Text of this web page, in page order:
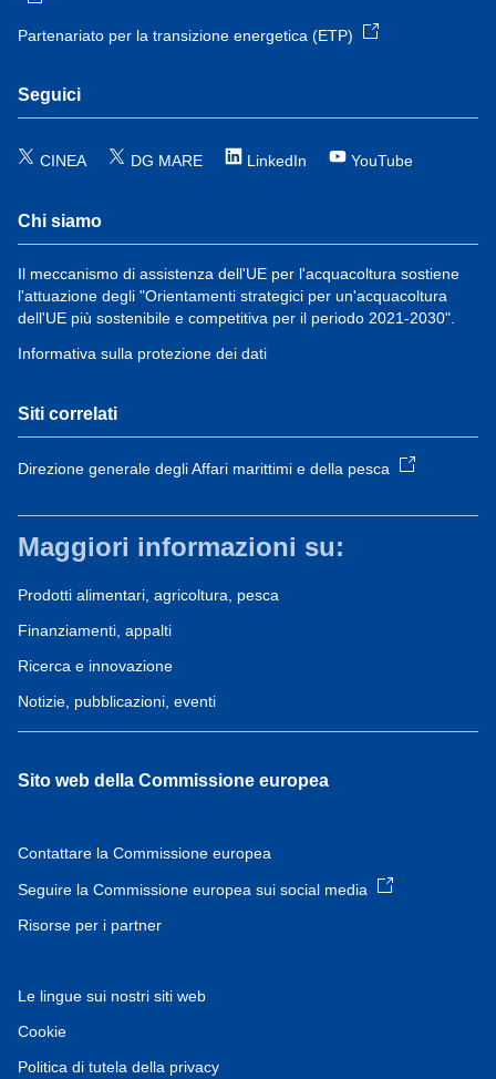
Partenariato per la transizione energetica (ETP)
Seguici
CINEA DG MARE LinkedIn YouTube
Chi siamo
Il meccanismo di assistenza dell'UE per l'acquacoltura sostiene
l'attuazione degli "Orientamenti strategici per un'acquacoltura
dell'UE più sostenibile e competitiva per il periodo 2021-2030".
Informativa sulla protezione dei dati
Siti correlati
Direzione generale degli Affari marittimi e della pesca
Maggiori informazioni su:
Prodotti alimentari, agricoltura, pesca
Finanziamenti, appalti
Ricerca e innovazione
Notizie, pubblicazioni, eventi
Sito web della Commissione europea
Contattare la Commissione europea
Seguire la Commissione europea sui social media
Risorse per i partner
Le lingue sui nostri siti web
Cookie
Politica di tutela della privacy